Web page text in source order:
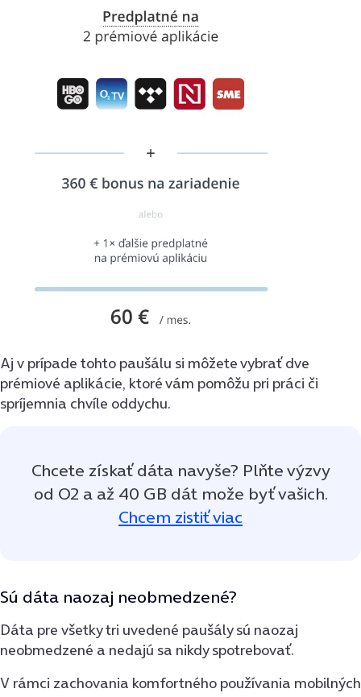
Aj v prípade tohto paušálu si môžete vybrať dve
prémiové aplikácie, ktoré vám pomôžu pri práci či
spríjemnia chvíle oddychu.
Chcete získať dáta navyše? Plňte výzvy
od O2 a až 40 GB dát može byť vašich.
Chcem zistiť viac
Sú dáta naozaj neobmedzené?
Dáta pre všetky tri uvedené paušály sú naozaj
neobmedzené a nedajú sa nikdy spotrebovať.
V rámci zachovania komfortného používania mobilných